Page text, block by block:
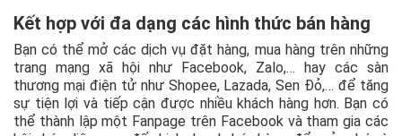
Kết hợp với đa dạng các hình thức bán hàng
Bạn có thể mở các dịch vụ đặt hàng, mua hàng trên những
trang mạng xã hội như Facebook, Zalo,… hay các sàn
thương mại điện tử như Shopee, Lazada, Sen Đỏ,… để tăng
sự tiện lợi và tiếp cận được nhiều khách hàng hơn. Bạn có
thể thành lập một Fanpage trên Facebook và tham gia các